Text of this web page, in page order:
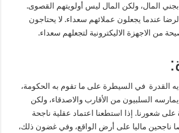
المال، ولكن المال ليس أولويتهم القصوى.
عندما يجعلون عملائهم سعداء. لا يحتاجون
من الاجهزة الاليكترونية لتجعلهم سعداء.
القدرة في السيطرة على ما تقوم به الحكومة،
يمارسه السلبيون من الأقارب والاصدقاء، ولكن
شعورنا. إذا استطعنا اعتماد عقلية ناجحة
ناجحين ماليا على أرض الواقع، وفي غضون ذلك،